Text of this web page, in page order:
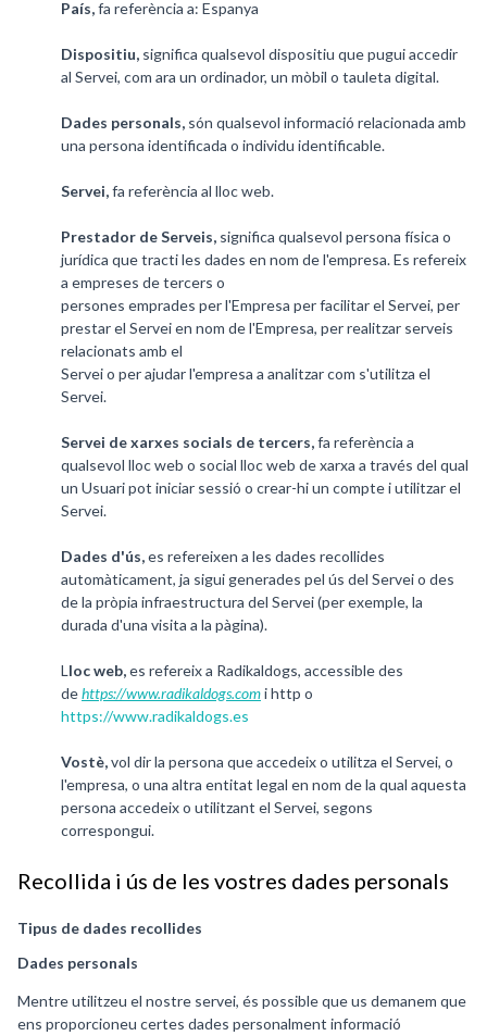
País,fa referència a: Espanya
Dispositiu, significa qualsevol dispositiu que pugui accedir
al Servei, com ara un ordinador, un mòbil o tauleta digital.
Dades personals, són qualsevol informació relacionada amb
una persona identificada o individu identificable.
Servei,fa referència al lloc web.
Prestador de Serveis, significa qualsevol persona física o
jurídica que tracti les dades en nom de l'empresa. Es refereix
a empreses de tercers o
persones emprades per l'Empresa per facilitar el Servei, per
prestar el Servei en nom de l'Empresa, per realitzar serveis
relacionats amb el
Servei o per ajudar l'empresa a analitzar com s'utilitza el
Servei.
Servei de xarxes socials de tercers,fa referència a
qualsevol lloc web o social lloc web de xarxa a través del qual
un Usuari pot iniciar sessió o crear-hi un compte i utilitzar el
Servei.
Dades d'ús,es refereixen a les dades recollides
automàticament, ja sigui generades pel ús del Servei o des
de la pròpia infraestructura del Servei (per exemple, la
durada d'una visita a la pàgina).
L loc web,es refereix a Radikaldogs, accessible des
dehttps://www.radikaldogs.comi http o
https://www.radikaldogs.es
Vostè,vol dir la persona que accedeix o utilitza el Servei, o
l'empresa, o una altra entitat legal en nom de la qual aquesta
persona accedeix o utilitzant el Servei, segons
correspongui.
Recollida i ús de les vostres dades personals
Tipus de dades recollides
Dades personals
Mentre utilitzeu el nostre servei, és possible que us demanem que
ens proporcioneu certes dades personalment informació